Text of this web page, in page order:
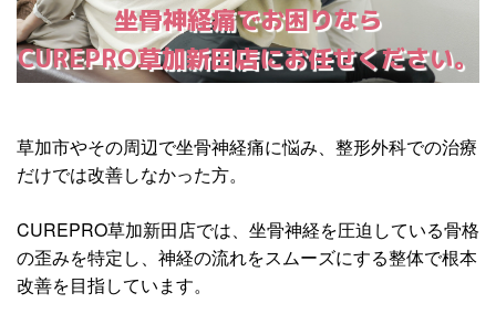
坐骨神経痛でお困りなら
CUREPRO草加新田店にお任せください。
草加市やその周辺で坐骨神経痛に悩み、整形外科での治療
だけでは改善しなかった方。
CUREPRO草加新田店では、坐骨神経を圧迫している骨格
の歪みを特定し、神経の流れをスムーズにする整体で根本
改善を目指しています。